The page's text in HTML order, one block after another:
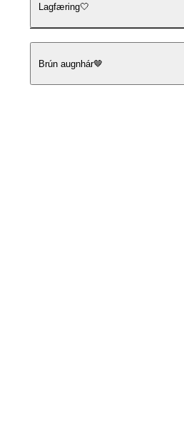
Lagfæring🤍
Brún augnhár🤎